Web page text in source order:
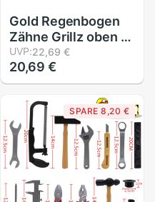
Gold Regenbogen
Zähne Grillz oben &
Unterseite Bunte
grillen Zahn
Halloween Vampir
Zähne
UVP:22,69 €
20,69 €
SPARE 8,20 €